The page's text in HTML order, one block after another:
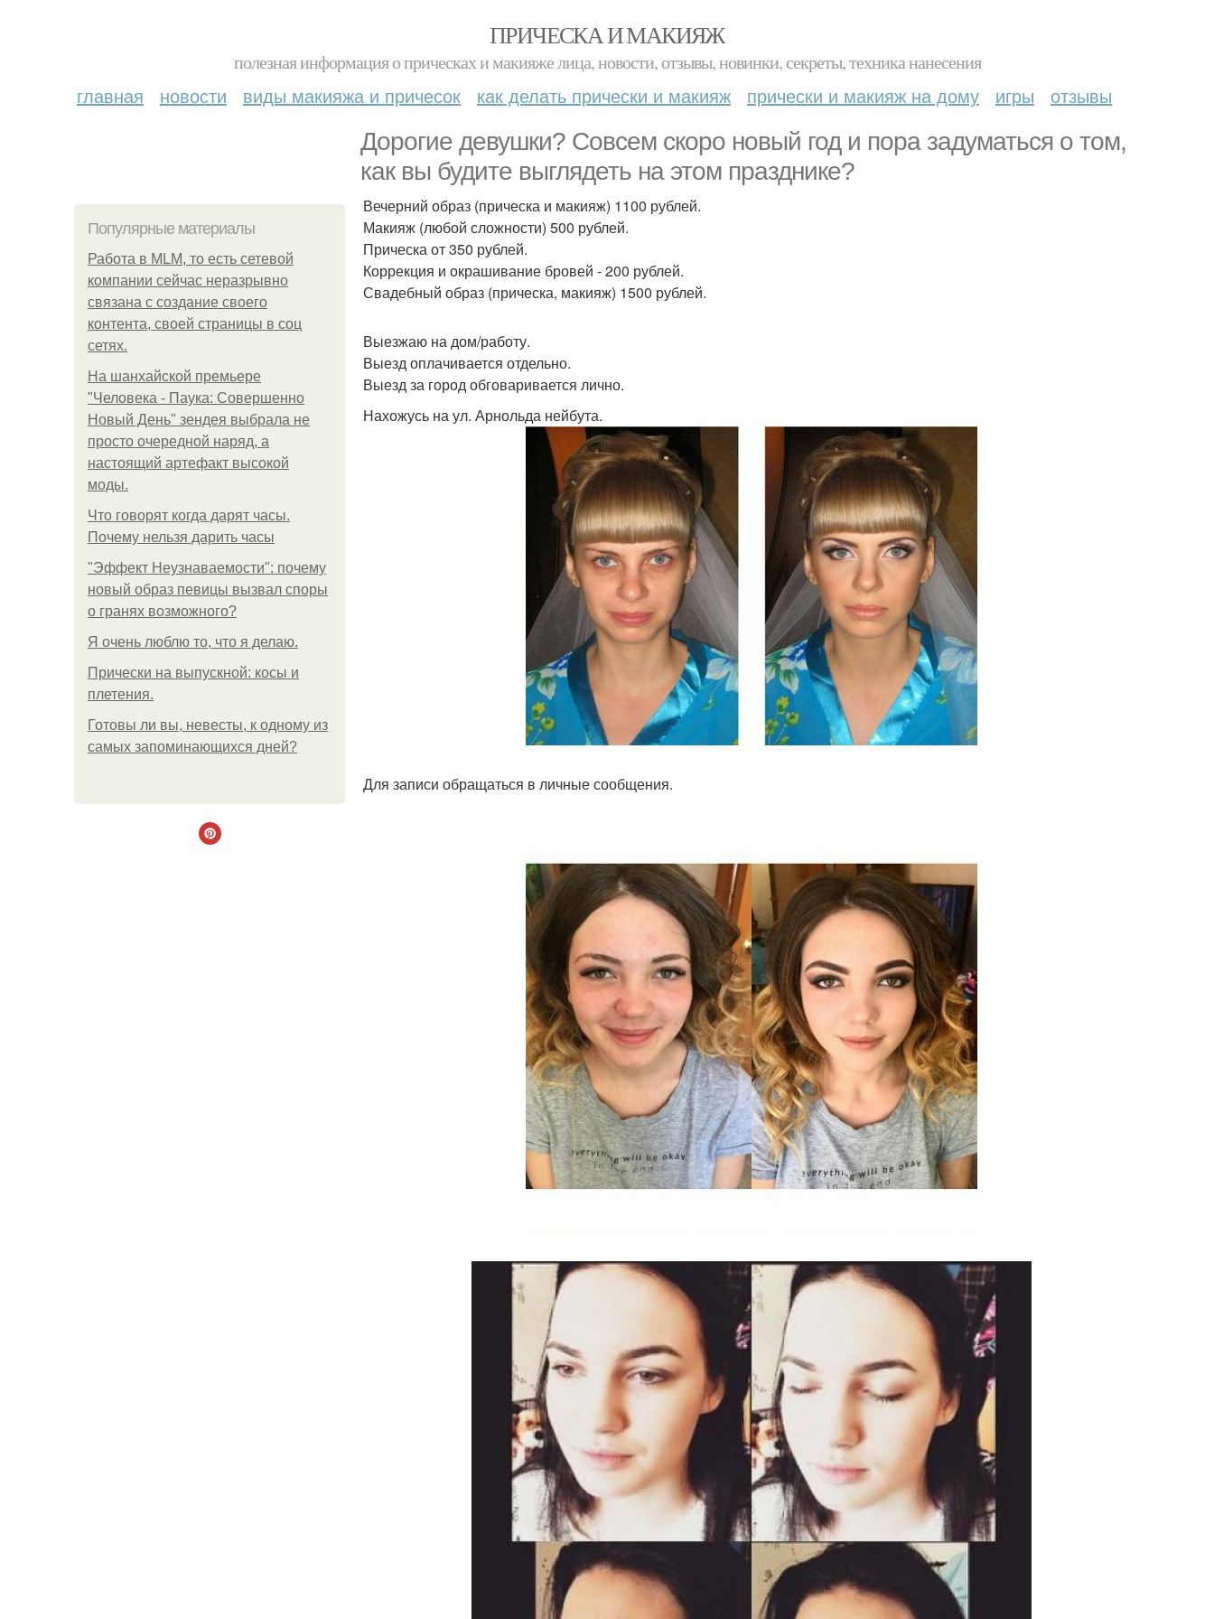
ПРИЧЕСКА И МАКИЯЖ
полезная информация о прическах и макияже лица, новости, отзывы, новинки, секреты, техника нанесения
главная новости виды макияжа и причесок как делать прически и макияж прически и макияж на дому игры отзывы
Дорогие девушки? Совсем скоро новый год и пора задуматься о том,
как вы будите выглядеть на этом празднике?
Популярные материалы
Работа в MLM, то есть сетевой
компании сейчас неразрывно
связана с создание своего
контента, своей страницы в соц
сетях.
На шанхайской премьере
"Человека - Паука: Совершенно
Новый День" зендея выбрала не
просто очередной наряд, а
настоящий артефакт высокой
моды.
Что говорят когда дарят часы.
Почему нельзя дарить часы
"Эффект Неузнаваемости": почему
новый образ певицы вызвал споры
о гранях возможного?
Я очень люблю то, что я делаю.
Прически на выпускной: косы и
плетения.
Готовы ли вы, невесты, к одному из
самых запоминающихся дней?
Вечерний образ (прическа и макияж) 1100 рублей.
Макияж (любой сложности) 500 рублей.
Прическа от 350 рублей.
Коррекция и окрашивание бровей - 200 рублей.
Свадебный образ (прическа, макияж) 1500 рублей.
Выезжаю на дом/работу.
Выезд оплачивается отдельно.
Выезд за город обговаривается лично.
Нахожусь на ул. Арнольда нейбута.
Для записи обращаться в личные сообщения.